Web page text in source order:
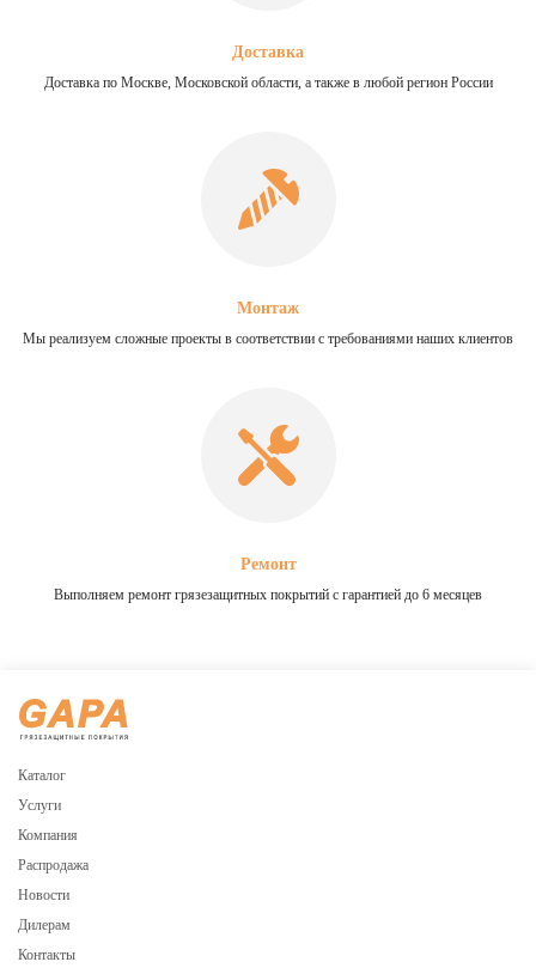
Доставка
Доставка по Москве, Московской области, а также в любой регион России
Монтаж
Мы реализуем сложные проекты в соответствии с требованиями наших клиентов
Ремонт
Выполняем ремонт грязезащитных покрытий с гарантией до 6 месяцев
Каталог
Услуги
Компания
Распродажа
Новости
Дилерам
Контакты